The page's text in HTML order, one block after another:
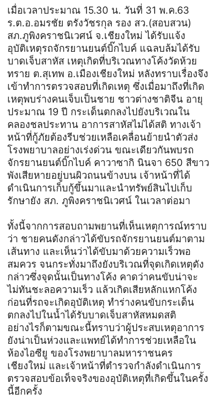
เมื่อเวลาประมาณ 15.30 น. วันที่ 31 พ.ค.63
ร.ต.อ.อมรชัย ตรังวัชรกุล รอง สว.(สอบสวน)
สภ.ภูพิงคราชนิเวศน์ จ.เชียงใหม่ ได้รับแจ้ง
อุบัติเหตุรถจักรยานยนต์บิ๊กไบค์ แฉลบล้มได้รับ
บาดเจ็บสาหัส เหตุเกิดที่บริเวณทางโค้งวัดห้วย
ทราย ต.สุเทพ อ.เมืองเชียงใหม่ หลังทราบเรื่องจึง
เข้าทำการตรวจสอบที่เกิดเหตุ ซึ่งเมื่อมาถึงที่เกิด
เหตุพบร่างคนเจ็บเป็นชาย ชาวต่างชาติจีน อายุ
ประมาณ 19 ปี กระเด็นตกลงไปยังบริเวณใน
คลองชลประทาน อาการสาหัสไม่ได้สติ ทางเจ้า
หน้าที่กู้ภัยต้องรีบช่วยเหลือเคลื่อนย้ายนำตัวส่ง
โรงพยาบาลอย่างเร่งด่วน ขณะเดียวกันพบรถ
จักรยานยนต์บิ๊กไบค์ คาวาซากิ นินจา 650 สีขาว
พังเสียหายอยู่บนผิวถนนข้างบน เจ้าหน้าที่ได้
ดำเนินการเก็บกู้ขึ้นมาและนำทรัพย์สินไปเก็บ
รักษายัง สภ. ภูพิงคราชนิเวศน์ ในเวลาต่อมา
ทั้งนี้จากการสอบถามพยานที่เห็นเหตุการณ์ทราบ
ว่า ชายคนดังกล่าวได้ขับรถจักรยานยนต์มาตาม
เส้นทาง และเห็นว่าได้ขับมาด้วยความเร็วพอ
สมควร จนกระทั่งมาถึงยังบริเวณที่จุดเกิดเหตุดัง
กล่าวซึ่งจุดนั้นเป็นทางโค้ง คาดว่าคนขับน่าจะ
ไม่ทันชะลอความเร็ว แล้วเกิดเสียหลักแหกโค้ง
ก่อนที่รถจะเกิดอุบัติเหตุ ทำร่างคนขับกระเด็น
ตกลงไปในน้ำได้รับบาดเจ็บสาหัสหมดสติ
อย่างไรก็ตามขณะนี้ทราบว่าผู้ประสบเหตุอาการ
ยังน่าเป็นห่วงและแพทย์ได้ทำการช่วยเหลือใน
ห้องไอซียู ของโรงพยาบาลมหาราชนคร
เชียงใหม่ และเจ้าหน้าที่ตำรวจกำลังดำเนินการ
ตรวจสอบข้อเท็จจริงของอุบัติเหตุที่เกิดขึ้นในครั้ง
นี้อีกครั้ง